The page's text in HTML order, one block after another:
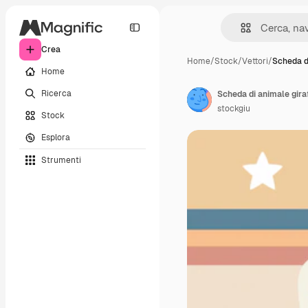
Crea
Home
Ricerca
Stock
Esplora
Strumenti
Home/Stock/Vettori/Scheda
Scheda di animale
stockgiu